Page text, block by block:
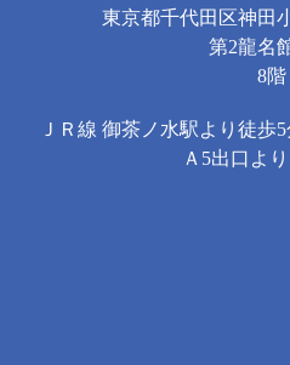
東京都千代田区神田
第2龍名
8階
ＪＲ線 御茶ノ水駅より徒歩
Ａ5出口よ